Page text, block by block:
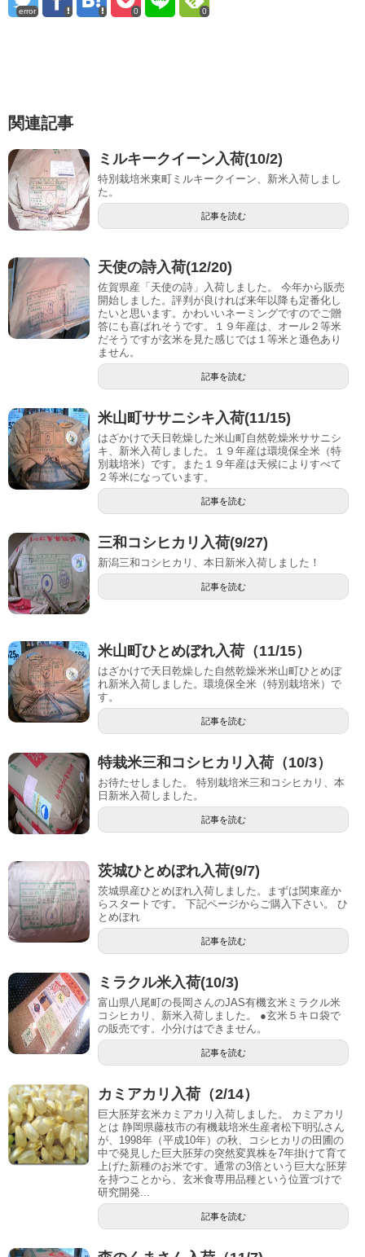
error 0 0
関連記事
ミルキークイーン入荷(10/2)
特別栽培米東町ミルキークイーン、新米入荷しまし
た。
記事を読む
天使の詩入荷(12/20)
佐賀県産「天使の詩」入荷しました。 今年から販売
開始しました。評判が良ければ来年以降も定番化し
たいと思います。かわいいネーミングですのでご贈
答にも喜ばれそうです。１９年産は、オール２等米
だそうですが玄米を見た感じでは１等米と遜色あり
ません。
記事を読む
米山町ササニシキ入荷(11/15)
はざかけで天日乾燥した米山町自然乾燥米ササニシ
キ、新米入荷しました。１９年産は環境保全米（特
別栽培米）です。また１９年産は天候によりすべて
２等米になっています。
記事を読む
三和コシヒカリ入荷(9/27)
新潟三和コシヒカリ、本日新米入荷しました！
記事を読む
米山町ひとめぼれ入荷（11/15）
はざかけで天日乾燥した自然乾燥米米山町ひとめぼ
れ新米入荷しました。環境保全米（特別栽培米）で
す。
記事を読む
特栽米三和コシヒカリ入荷（10/3）
お待たせしました。 特別栽培米三和コシヒカリ、本
日新米入荷しました。
記事を読む
茨城ひとめぼれ入荷(9/7)
茨城県産ひとめぼれ入荷しました。まずは関東産か
らスタートです。 下記ページからご購入下さい。 ひ
とめぼれ
記事を読む
ミラクル米入荷(10/3)
富山県八尾町の長岡さんのJAS有機玄米ミラクル米
コシヒカリ、新米入荷しました。 ●玄米５キロ袋で
の販売です。小分けはできません。
記事を読む
カミアカリ入荷（2/14）
巨大胚芽玄米カミアカリ入荷しました。 カミアカリ
とは 静岡県藤枝市の有機栽培米生産者松下明弘さん
が、1998年（平成10年）の秋、コシヒカリの田圃の
中で発見した巨大胚芽の突然変異株を7年掛けて育て
上げた新種のお米です。通常の3倍という巨大な胚芽
を持つことから、玄米食専用品種という位置づけで
研究開発...
記事を読む